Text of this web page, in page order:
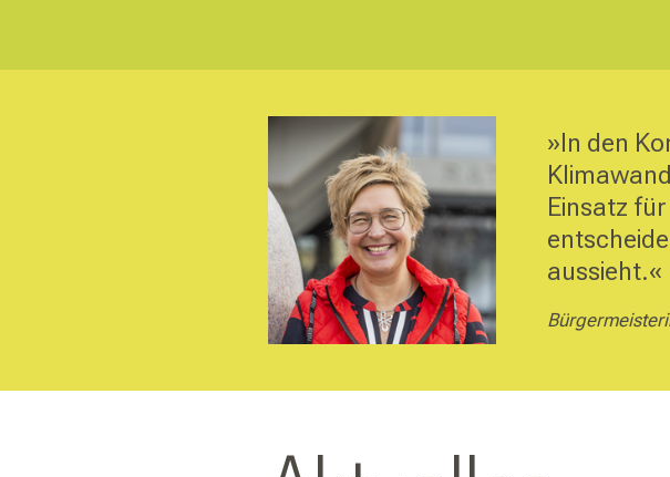
»In den
Einsatz
aussieht.«